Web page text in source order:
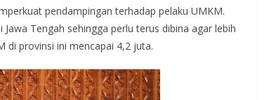
pendampingan terhadap pelaku UMKM.
Tengah sehingga perlu terus dibina agar lebih
di provinsi ini mencapai 4,2 juta.